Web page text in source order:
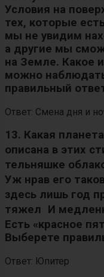
Условия на
тех, которые
мы не увидим
а другие мы
на Земле. Какое
можно
правильный
Ответ: Смена дня и
13. Какая
описана в этих
тельняшке
Уж нрав его
здесь лишь год
тяжел И
Есть «красное
Выберете
Ответ: Юпитер